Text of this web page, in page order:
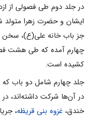
در جلد دوم طى فصولى از
ایشان و حضرت زهرا
جز باب خانه على(ع)،
چهارم آمده که طى هشت
کشیده است.
جلد چهارم شامل دو باب
در آن‌ها شرکت داشته‌اند،
خندق، غزوه بنى قریظه،